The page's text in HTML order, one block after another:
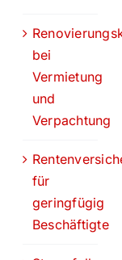
bei
Vermietung
und
Verpachtung
für
geringfügig
Beschäftigte